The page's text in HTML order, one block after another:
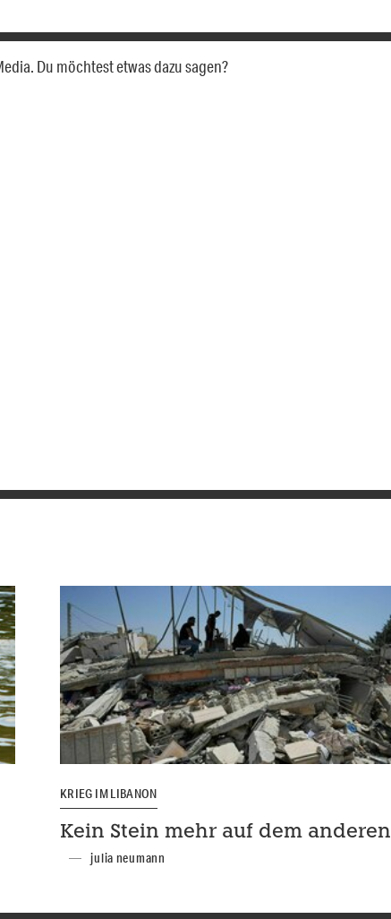
Du möchtest etwas dazu sagen?
KRIEG IM LIBANON
Kein Stein mehr auf dem anderen
julia neumann